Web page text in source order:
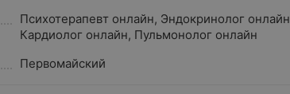
Психотерапевт онлайн, Эндокринолог онлайн
Кардиолог онлайн, Пульмонолог онлайн
Первомайский